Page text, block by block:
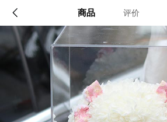
商品 评价
配送说明
顺丰深圳发货, 全国可达, 包邮!
确定
店铺信息
该地区暂无配送门店